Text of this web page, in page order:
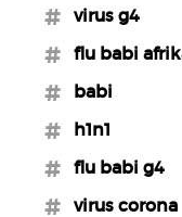
#virus g4
#flu babi
#babi
#h1n1
#flu babi g4
#virus corona